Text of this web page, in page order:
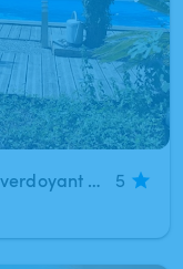
Belle piscine de 50M2 dans cadre verdoyant agréable. Tram
5